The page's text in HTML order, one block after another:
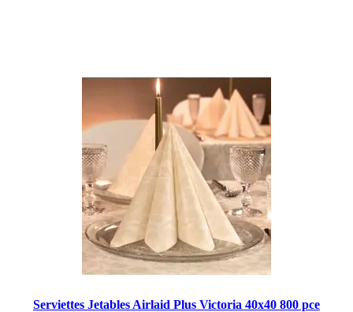
Serviettes Jetables Airlaid Plus Victoria 40x40 800 pce